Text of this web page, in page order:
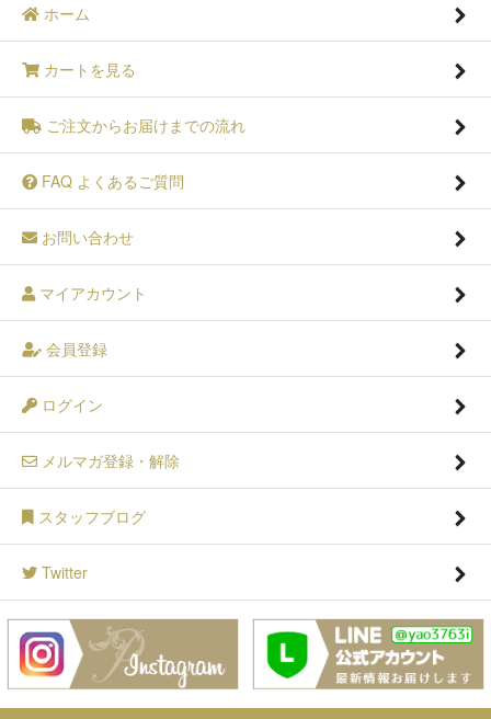
ホーム
カートを見る
ご注文からお届けまでの流れ
FAQ よくあるご質問
お問い合わせ
マイアカウント
会員登録
ログイン
メルマガ登録・解除
スタッフブログ
Twitter